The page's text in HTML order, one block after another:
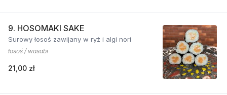
9. HOSOMAKI SAKE
Surowy łosoś zawijany w ryż i algi nori
łosoś / wasabi
21,00 zł